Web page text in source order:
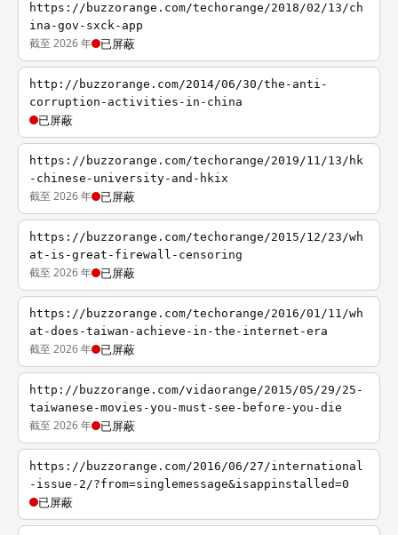
https://buzzorange.com/techorange/2018/02/13/ch
ina-gov-sxck-app
截至 2026 年 已屏蔽
http://buzzorange.com/2014/06/30/the-anti-
corruption-activities-in-china
已屏蔽
https://buzzorange.com/techorange/2019/11/13/hk
-chinese-university-and-hkix
截至 2026 年 已屏蔽
https://buzzorange.com/techorange/2015/12/23/wh
at-is-great-firewall-censoring
截至 2026 年 已屏蔽
https://buzzorange.com/techorange/2016/01/11/wh
at-does-taiwan-achieve-in-the-internet-era
截至 2026 年 已屏蔽
http://buzzorange.com/vidaorange/2015/05/29/25-
taiwanese-movies-you-must-see-before-you-die
截至 2026 年 已屏蔽
https://buzzorange.com/2016/06/27/international
-issue-2/?from=singlemessage&isappinstalled=0
已屏蔽